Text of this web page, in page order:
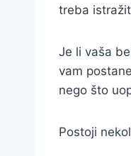
treba
Je li vaša
vam
nego što
Postoji